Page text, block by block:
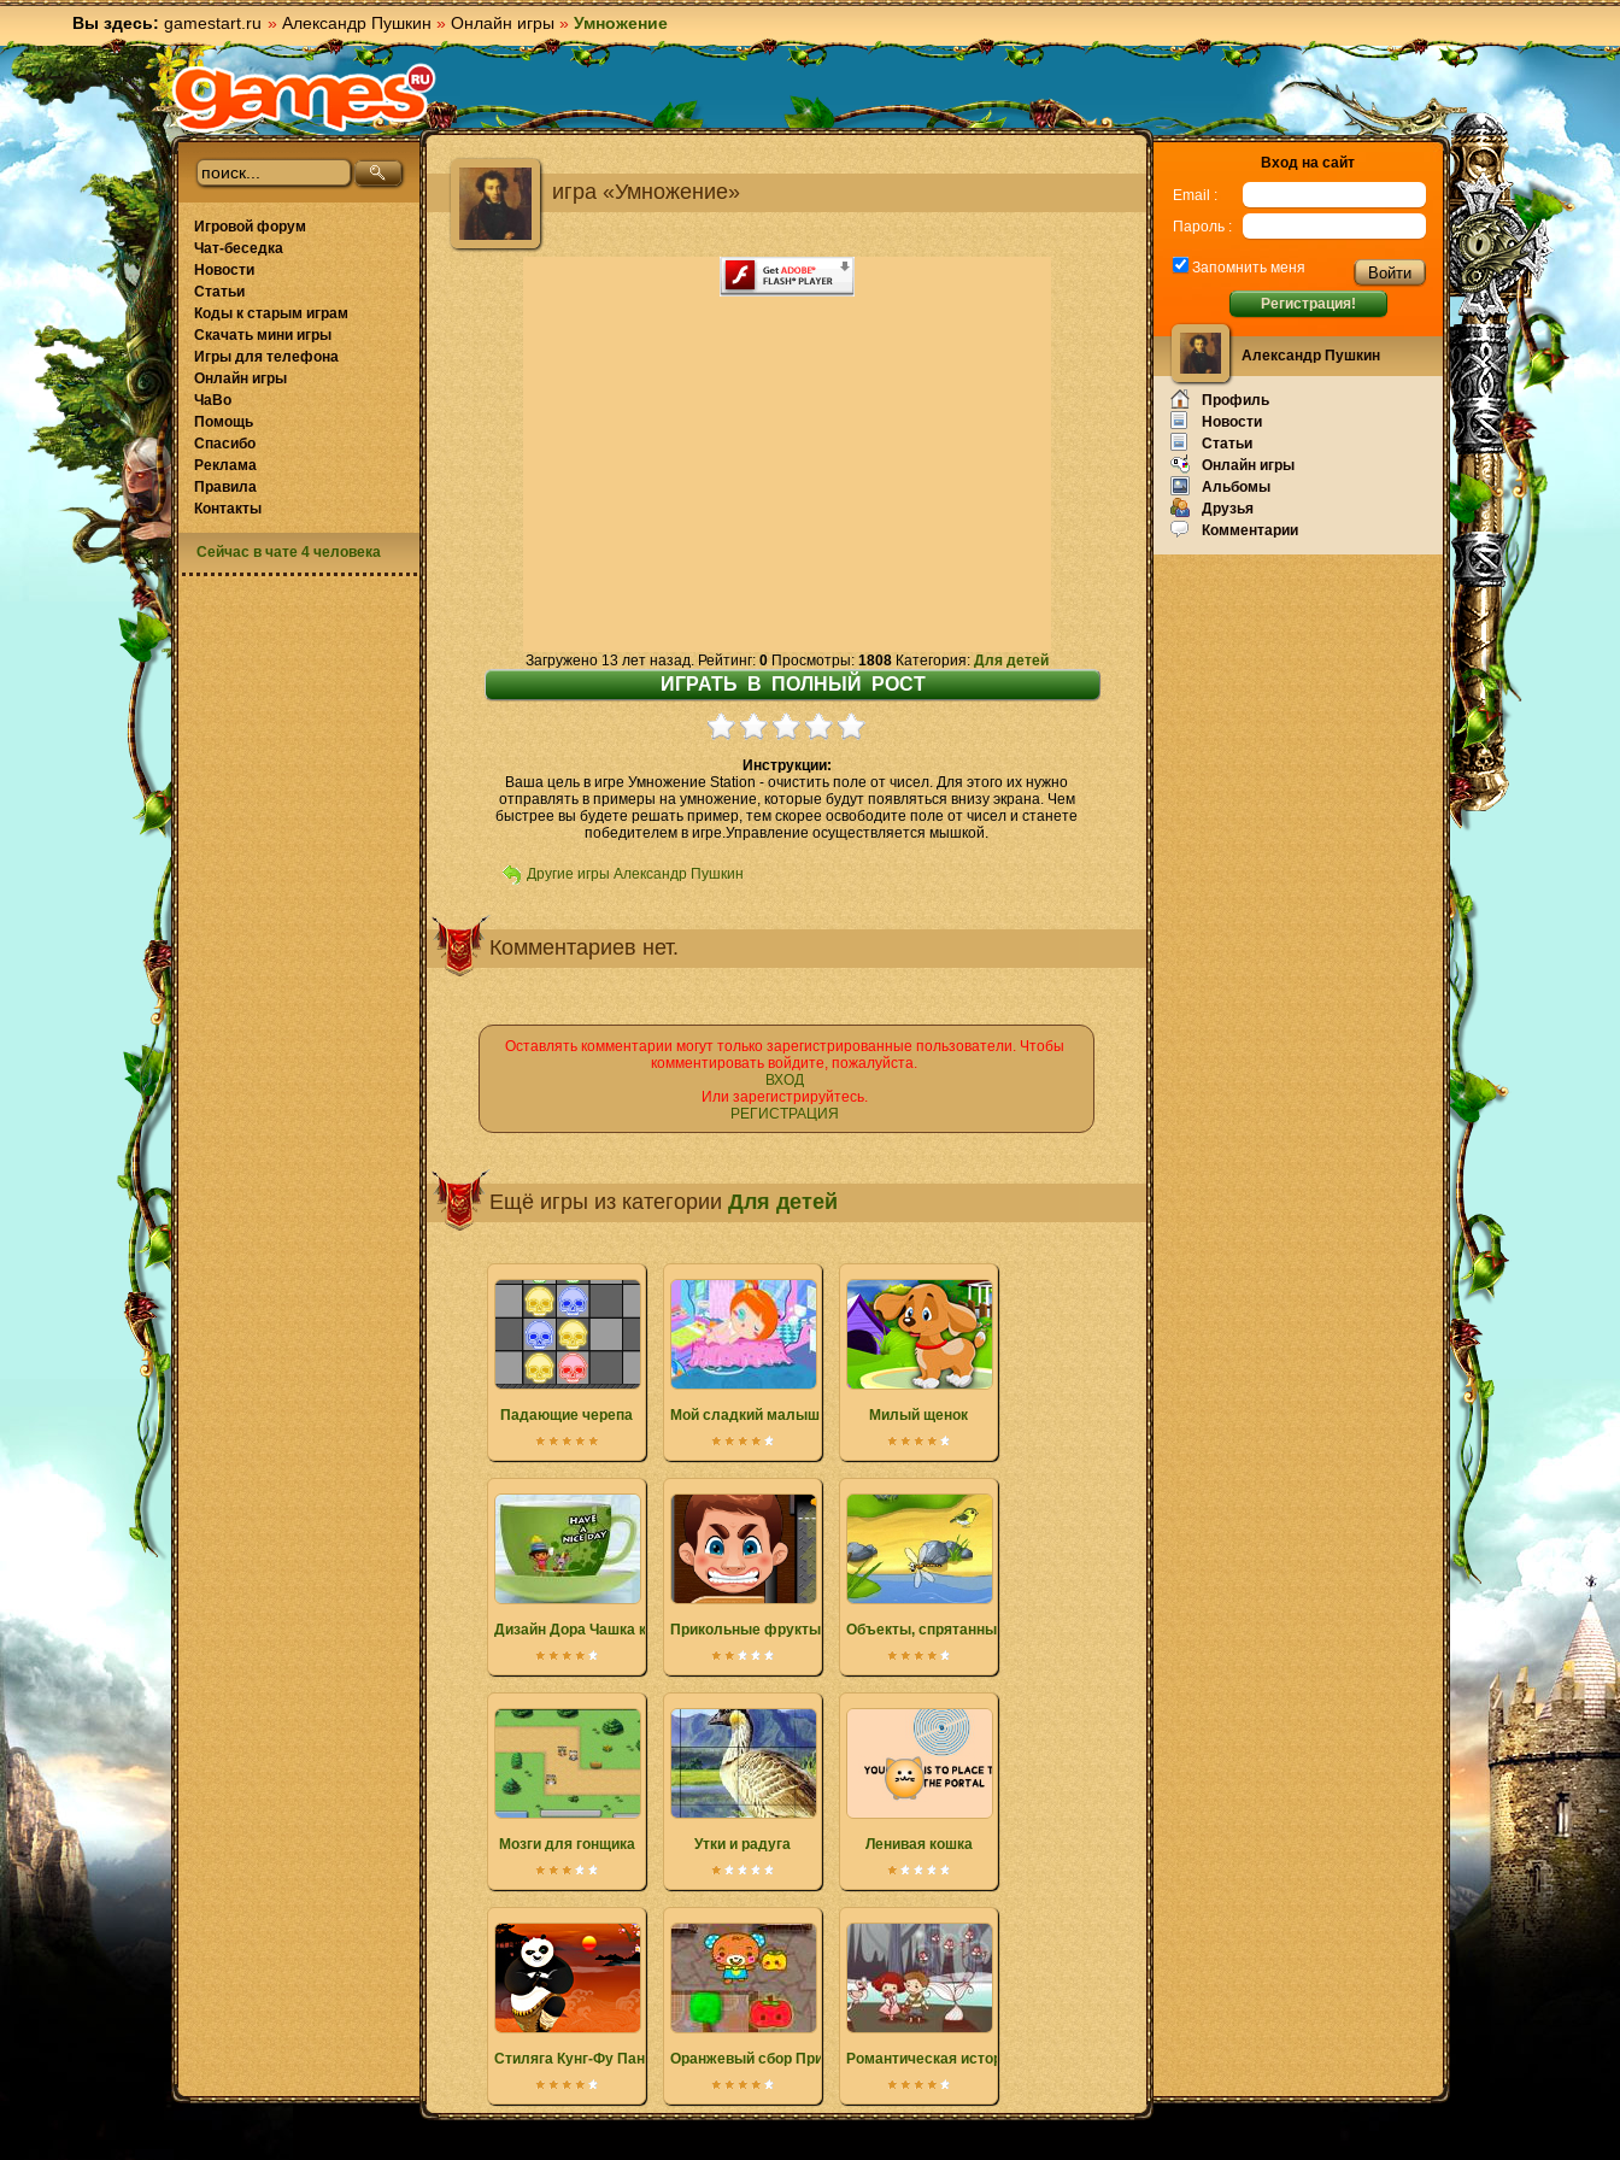
Вы здесь: gamestart.ru » Александр Пушкин » Онлайн игры » Умножение
игра «Умножение»
Загружено 13 лет назад. Рейтинг: 0Просмотры: 1808Категория: Для детей
Инструкции:
Ваша цель в игре Умножение Station - очистить поле от чисел. Для этого их нужно
отправлять в примеры на умножение, которые будут появляться внизу экрана. Чем
быстрее вы будете решать пример, тем скорее освободите поле от чисел и станете
победителем в игре.Управление осуществляется мышкой.
Другие игры Александр Пушкин
Комментариев нет.
Оставлять комментарии могут только зарегистрированные пользователи. Чтобы
комментировать войдите, пожалуйста.
ВХОД
Или зарегистрируйтесь.
РЕГИСТРАЦИЯ
Ещё игры из категории Для детей
Падающие черепа Мой сладкий малыш Милый щенок
Дизайн Дора Чашка кофеПрикольные фрукты Объекты, спрятанные на ферме
Мозги для гонщика Утки и радуга Ленивая кошка
Стиляга Кунг-Фу Панда Оранжевый сбор ПриключенияРомантическая история
Игровой форум
Чат-беседка
Новости
Статьи
Коды к старым играм
Скачать мини игры
Игры для телефона
Онлайн игры
ЧаВо
Помощь
Спасибо
Реклама
Правила
Контакты
Сейчас в чате 4 человека
Вход на сайт
Email :
Пароль :
Запомнить меня
Регистрация!
Александр Пушкин
Профиль
Новости
Статьи
Онлайн игры
Альбомы
Друзья
Комментарии